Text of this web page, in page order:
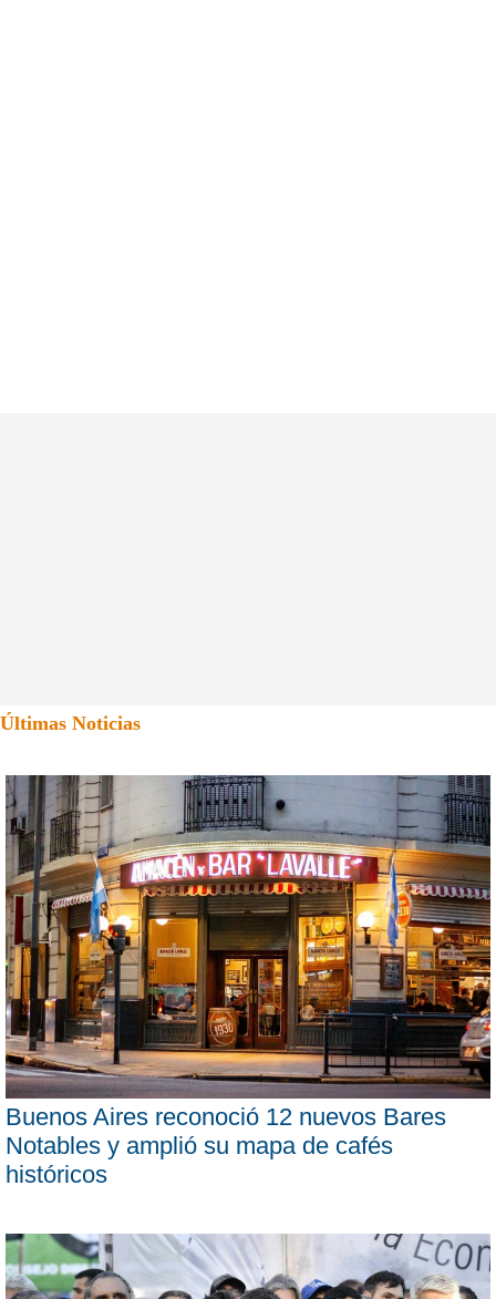
Últimas Noticias
Buenos Aires reconoció 12 nuevos Bares
Notables y amplió su mapa de cafés
históricos